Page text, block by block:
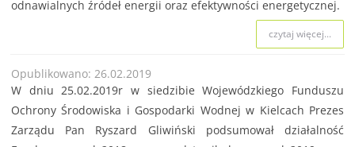
odnawialnych źródeł energii oraz efektywności energetycznej.
czytaj więcej...
Opublikowano: 26.02.2019
W dniu 25.02.2019r w siedzibie Wojewódzkiego Funduszu
Ochrony Środowiska i Gospodarki Wodnej w Kielcach Prezes
Zarządu Pan Ryszard Gliwiński podsumował działalność